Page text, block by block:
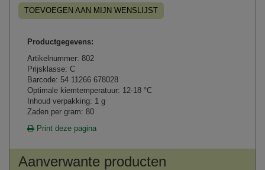
TOEVOEGEN AAN MIJN WENSLIJST
Productgegevens:
Artikelnummer: 802
Prijsklasse: C
Barcode: 54 11266 678028
Optimale kiemtemperatuur: 12-18 °C
Inhoud verpakking: 1 g
Zaden per gram: 80
Print deze pagina
Aanverwante producten